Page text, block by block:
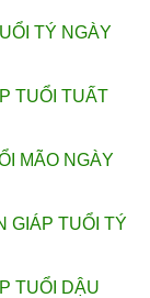
TÝ NGÀY
TUỔI TUẤT
MÃO NGÀY
GIÁP TUỔI TÝ
TUỔI DẬU